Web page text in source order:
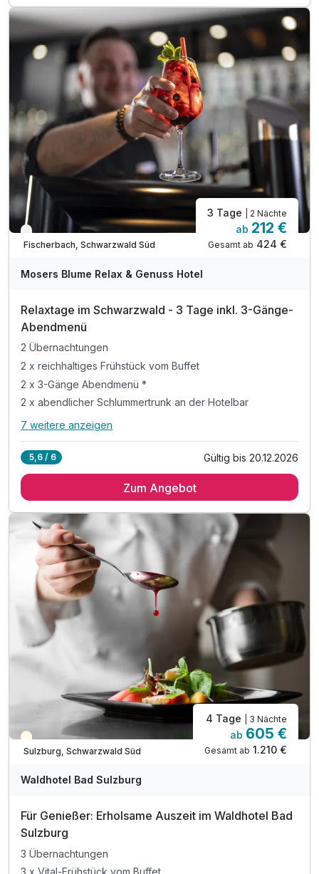
1 x 4 Gänge - Abendmenü
1 x Willkommensgetränk pro Person
inkl. Entspannung im Sauna- und Ruhebereich
inkl. KONUS-Card Nutzung des ÖPNV
inkl. Parkplatz (Außenstellplatz)
inkl. WLAN
Verfügbar bis Dezember
Fischerbach, Schwarzwald Süd
3 Tage | 2 Nächte
ab 212 €
Gesamt ab 424 €
Mosers Blume Relax & Genuss Hotel
Relaxtage im Schwarzwald - 3 Tage inkl. 3-Gänge-
Abendmenü
2 Übernachtungen
2 x reichhaltiges Frühstück vom Buffet
2 x 3-Gänge Abendmenü *
2 x abendlicher Schlummertrunk an der Hotelbar
Alle Inklusivleistungen
2 x reichhaltiges Frühstück vom Buffet
2 x abendlicher Schlummertrunk an der Hotelbar
inkl. Nutzung des Wellnessbereichs
inkl. Schwimmbad, Sauna und Ruheraum
inkl. Snackbuffet am Nachmittag 14:00-16:00 Uhr
oder Lunchpaket
inkl. Leihbademantel
inkl. Parkplatz
inkl. WLAN
7 weitere anzeigen
5,6 / 6 Gültig bis 20.12.2026
Zum Angebot
Teilweise ausgelastet
Sulzburg, Schwarzwald Süd
4 Tage | 3 Nächte
ab 605 €
Gesamt ab 1.210 €
Waldhotel Bad Sulzburg
Für Genießer: Erholsame Auszeit im Waldhotel Bad
Sulzburg
3 Übernachtungen